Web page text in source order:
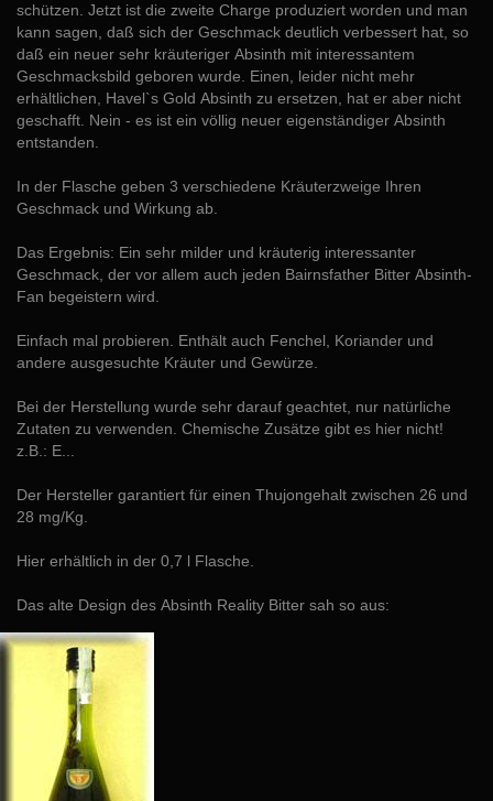
schützen. Jetzt ist die zweite Charge produziert worden und man
kann sagen, daß sich der Geschmack deutlich verbessert hat, so
daß ein neuer sehr kräuteriger Absinth mit interessantem
Geschmacksbild geboren wurde. Einen, leider nicht mehr
erhältlichen, Havel`s Gold Absinth zu ersetzen, hat er aber nicht
geschafft. Nein - es ist ein völlig neuer eigenständiger Absinth
entstanden.
In der Flasche geben 3 verschiedene Kräuterzweige Ihren
Geschmack und Wirkung ab.
Das Ergebnis: Ein sehr milder und kräuterig interessanter
Geschmack, der vor allem auch jeden Bairnsfather Bitter Absinth-
Fan begeistern wird.
Einfach mal probieren. Enthält auch Fenchel, Koriander und
andere ausgesuchte Kräuter und Gewürze.
Bei der Herstellung wurde sehr darauf geachtet, nur natürliche
Zutaten zu verwenden. Chemische Zusätze gibt es hier nicht!
z.B.: E...
Der Hersteller garantiert für einen Thujongehalt zwischen 26 und
28 mg/Kg.
Hier erhältlich in der 0,7 l Flasche.
Das alte Design des Absinth Reality Bitter sah so aus: